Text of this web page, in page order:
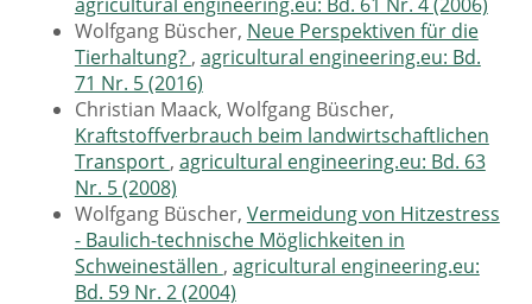
agricultural engineering.eu: Bd. 61 Nr. 4 (2006)
Wolfgang Büscher, Neue Perspektiven für die
Tierhaltung?, agricultural engineering.eu: Bd.
71 Nr. 5 (2016)
Christian Maack, Wolfgang Büscher,
Kraftstoffverbrauch beim landwirtschaftlichen
Transport, agricultural engineering.eu: Bd. 63
Nr. 5 (2008)
Wolfgang Büscher, Vermeidung von Hitzestress
- Baulich-technische Möglichkeiten in
Schweineställen , agricultural engineering.eu:
Bd. 59 Nr. 2 (2004)